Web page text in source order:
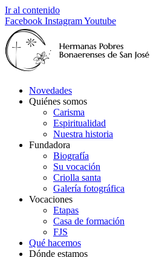
Ir al contenido
Facebook InstagramYoutube
Novedades
Quiénes somos
Carisma
Espiritualidad
Nuestra historia
Fundadora
Biografía
Su vocación
Criolla santa
Galería fotográfica
Vocaciones
Etapas
Casa de formación
FJS
Qué hacemos
Dónde estamos